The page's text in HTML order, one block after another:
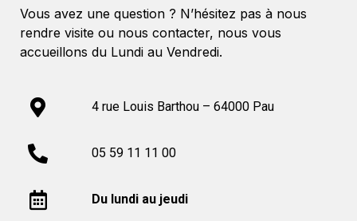
Vous avez une question ? N’hésitez pas à nous
rendre visite ou nous contacter, nous vous
accueillons du Lundi au Vendredi.
4 rue Louis Barthou – 64000 Pau
05 59 11 11 00
Du lundi au jeudi